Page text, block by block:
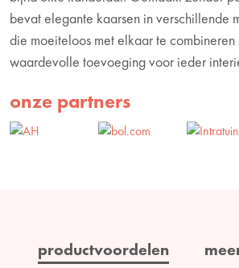
bevat elegante kaarsen in verschillende
die moeiteloos met elkaar te combineren
waardevolle toevoeging voor ieder
onze partners
productvoordelen